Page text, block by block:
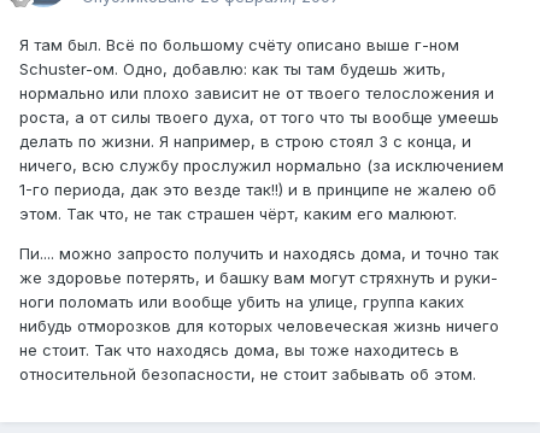
Я там был. Всё по большому счёту описано выше г-ном
Schuster-ом. Одно, добавлю: как ты там будешь жить,
нормально или плохо зависит не от твоего телосложения и
роста, а от силы твоего духа, от того что ты вообще умеешь
делать по жизни. Я например, в строю стоял 3 с конца, и
ничего, всю службу прослужил нормально (за исключением
1-го периода, дак это везде так!!) и в принципе не жалею об
этом. Так что, не так страшен чёрт, каким его малюют.
Пи.... можно запросто получить и находясь дома, и точно так
же здоровье потерять, и башку вам могут стряхнуть и руки-
ноги поломать или вообще убить на улице, группа каких
нибудь отморозков для которых человеческая жизнь ничего
не стоит. Так что находясь дома, вы тоже находитесь в
относительной безопасности, не стоит забывать об этом.